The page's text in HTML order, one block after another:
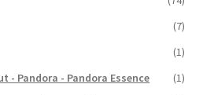
(7)
(1)
Pandora - Pandora Essence
(1)